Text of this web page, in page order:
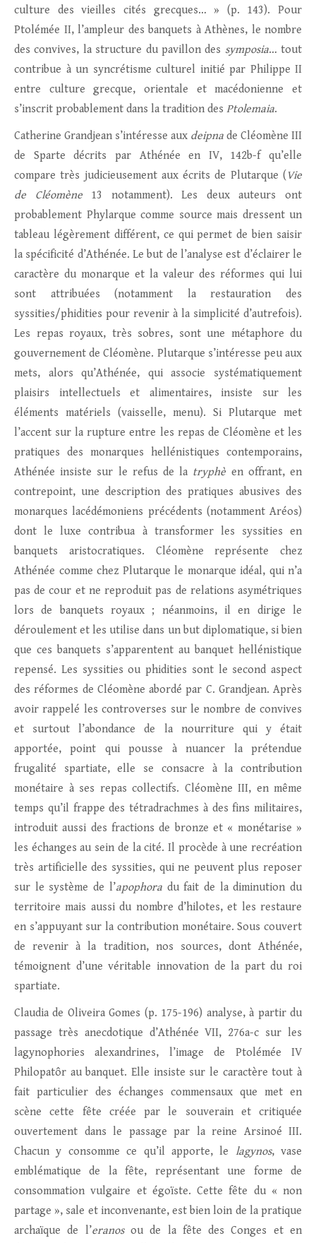
culture des vieilles cités grecques… » (p. 143). Pour
Ptolémée II, l’ampleur des banquets à Athènes, le nombre
des convives, la structure du pavillon des symposia… tout
contribue à un syncrétisme culturel initié par Philippe II
entre culture grecque, orientale et macédonienne et
s’inscrit probablement dans la tradition des Ptolemaia.
Catherine Grandjean s’intéresse aux deipna de Cléomène III
de Sparte décrits par Athénée en IV, 142b-f qu’elle
compare très judicieusement aux écrits de Plutarque (Vie
de Cléomène13 notamment). Les deux auteurs ont
probablement Phylarque comme source mais dressent un
tableau légèrement différent, ce qui permet de bien saisir
la spécificité d’Athénée. Le but de l’analyse est d’éclairer le
caractère du monarque et la valeur des réformes qui lui
sont attribuées (notamment la restauration des
syssities/phidities pour revenir à la simplicité d’autrefois).
Les repas royaux, très sobres, sont une métaphore du
gouvernement de Cléomène. Plutarque s’intéresse peu aux
mets, alors qu’Athénée, qui associe systématiquement
plaisirs intellectuels et alimentaires, insiste sur les
éléments matériels (vaisselle, menu). Si Plutarque met
l’accent sur la rupture entre les repas de Cléomène et les
pratiques des monarques hellénistiques contemporains,
Athénée insiste sur le refus de la tryphè en offrant, en
contrepoint, une description des pratiques abusives des
monarques lacédémoniens précédents (notamment Aréos)
dont le luxe contribua à transformer les syssities en
banquets aristocratiques. Cléomène représente chez
Athénée comme chez Plutarque le monarque idéal, qui n’a
pas de cour et ne reproduit pas de relations asymétriques
lors de banquets royaux ; néanmoins, il en dirige le
déroulement et les utilise dans un but diplomatique, si bien
que ces banquets s’apparentent au banquet hellénistique
repensé. Les syssities ou phidities sont le second aspect
des réformes de Cléomène abordé par C. Grandjean. Après
avoir rappelé les controverses sur le nombre de convives
et surtout l’abondance de la nourriture qui y était
apportée, point qui pousse à nuancer la prétendue
frugalité spartiate, elle se consacre à la contribution
monétaire à ses repas collectifs. Cléomène III, en même
temps qu’il frappe des tétradrachmes à des fins militaires,
introduit aussi des fractions de bronze et « monétarise »
les échanges au sein de la cité. Il procède à une recréation
très artificielle des syssities, qui ne peuvent plus reposer
sur le système de l’apophoradu fait de la diminution du
territoire mais aussi du nombre d’hilotes, et les restaure
en s’appuyant sur la contribution monétaire. Sous couvert
de revenir à la tradition, nos sources, dont Athénée,
témoignent d’une véritable innovation de la part du roi
spartiate.
Claudia de Oliveira Gomes (p. 175-196) analyse, à partir du
passage très anecdotique d’Athénée VII, 276a-c sur les
lagynophories alexandrines, l’image de Ptolémée IV
Philopatôr au banquet. Elle insiste sur le caractère tout à
fait particulier des échanges commensaux que met en
scène cette fête créée par le souverain et critiquée
ouvertement dans le passage par la reine Arsinoé III.
Chacun y consomme ce qu’il apporte, le lagynos, vase
emblématique de la fête, représentant une forme de
consommation vulgaire et égoïste. Cette fête du « non
partage », sale et inconvenante, est bien loin de la pratique
archaïque de l’eranosou de la fête des Conges et en